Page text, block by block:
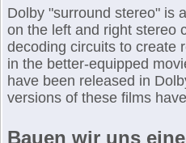
Dolby "surround stereo" is
on the left and right stereo
decoding circuits to create
in the better-equipped
have been released in
versions of these films
Bauen wir uns